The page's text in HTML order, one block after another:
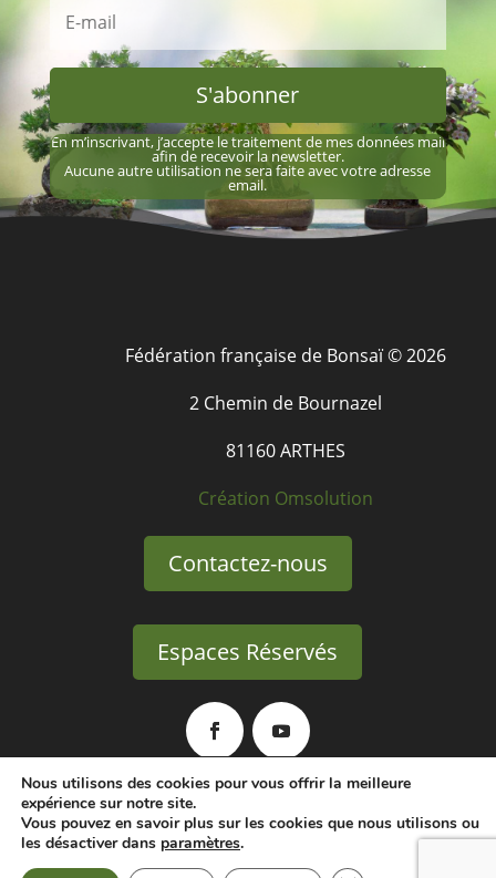
S'abonner
En m’inscrivant, j’accepte le traitement de mes données mail
afin de recevoir la newsletter.
Aucune autre utilisation ne sera faite avec votre adresse
email.
Fédération française de Bonsaï © 2026
2 Chemin de Bournazel
81160 ARTHES
Création Omsolution
Contactez-nous
Espaces Réservés
Politique de confidentialité
Nous utilisons des cookies pour vous offrir la meilleure
expérience sur notre site.
Vous pouvez en savoir plus sur les cookies que nous utilisons ou
les désactiver dans paramètres.